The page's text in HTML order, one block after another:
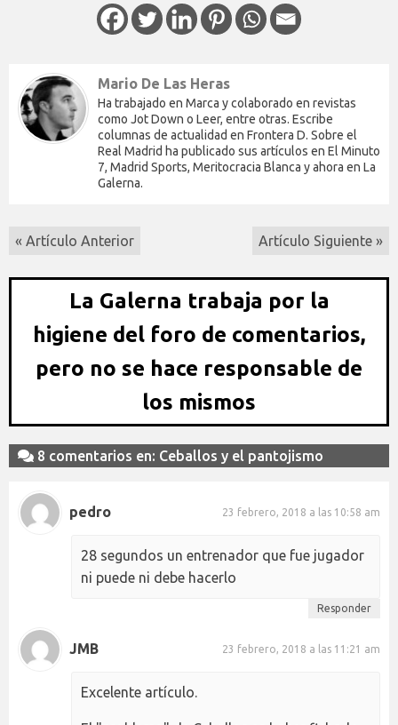
Mario De Las Heras
Ha trabajado en Marca y colaborado en revistas
como Jot Down o Leer, entre otras. Escribe
columnas de actualidad en Frontera D. Sobre el
Real Madrid ha publicado sus artículos en El Minuto
7, Madrid Sports, Meritocracia Blanca y ahora en La
Galerna.
« Artículo Anterior Artículo Siguiente »
La Galerna trabaja por la
higiene del foro de comentarios,
pero no se hace responsable de
los mismos
8 comentarios en: Ceballos y el pantojismo
pedro 23 febrero, 2018 a las 10:58 am
28 segundos un entrenador que fue jugador
ni puede ni debe hacerlo
Responder
JMB 23 febrero, 2018 a las 11:21 am
Excelente artículo.